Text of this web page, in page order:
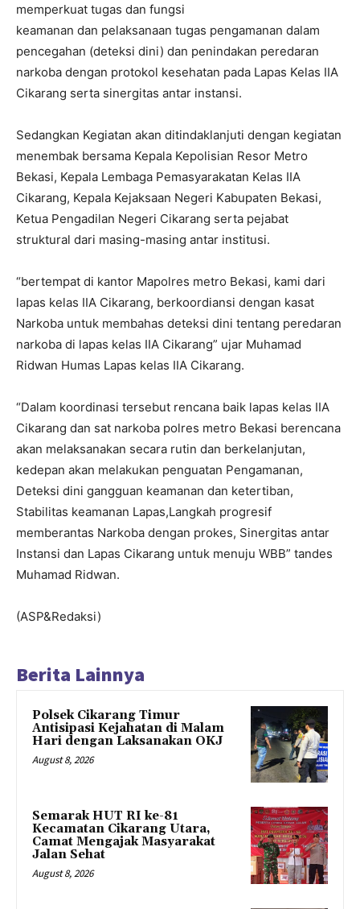
memperkuat tugas dan fungsi
keamanan dan pelaksanaan tugas pengamanan dalam
pencegahan (deteksi dini) dan penindakan peredaran
narkoba dengan protokol kesehatan pada Lapas Kelas IIA
Cikarang serta sinergitas antar instansi.
Sedangkan Kegiatan akan ditindaklanjuti dengan kegiatan
menembak bersama Kepala Kepolisian Resor Metro
Bekasi, Kepala Lembaga Pemasyarakatan Kelas IIA
Cikarang, Kepala Kejaksaan Negeri Kabupaten Bekasi,
Ketua Pengadilan Negeri Cikarang serta pejabat
struktural dari masing-masing antar institusi.
“bertempat di kantor Mapolres metro Bekasi, kami dari
lapas kelas IIA Cikarang, berkoordiansi dengan kasat
Narkoba untuk membahas deteksi dini tentang peredaran
narkoba di lapas kelas IIA Cikarang” ujar Muhamad
Ridwan Humas Lapas kelas IIA Cikarang.
“Dalam koordinasi tersebut rencana baik lapas kelas IIA
Cikarang dan sat narkoba polres metro Bekasi berencana
akan melaksanakan secara rutin dan berkelanjutan,
kedepan akan melakukan penguatan Pengamanan,
Deteksi dini gangguan keamanan dan ketertiban,
Stabilitas keamanan Lapas,Langkah progresif
memberantas Narkoba dengan prokes, Sinergitas antar
Instansi dan Lapas Cikarang untuk menuju WBB” tandes
Muhamad Ridwan.
(ASP&Redaksi)
Berita Lainnya
Polsek Cikarang Timur
Antisipasi Kejahatan di Malam
Hari dengan Laksanakan OKJ
August 8, 2026
Semarak HUT RI ke-81
Kecamatan Cikarang Utara,
Camat Mengajak Masyarakat
Jalan Sehat
August 8, 2026